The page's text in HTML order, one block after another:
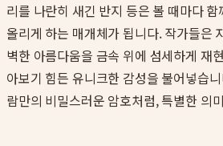
리를 나란히 새긴 반지 등은 볼 때마다
올리게 하는 매개체가 됩니다. 작가들은
벽한 아름다움을 금속 위에 섬세하게 재
아보기 힘든 유니크한 감성을 불어넣습
람만의 비밀스러운 암호처럼, 특별한 의